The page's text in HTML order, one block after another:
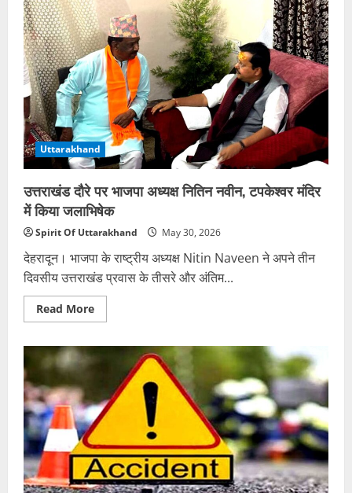
के
दौरान
मध्य
प्रदेश
के
श्रद्धालु
की
मौत,
मृतकों
का
आंकड़ा
14
पहुंचा
Uttarakhand
उत्तराखंड दौरे पर भाजपा अध्यक्ष नितिन नवीन, टपकेश्वर मंदिर
में किया जलाभिषेक
Spirit Of Uttarakhand May 30, 2026
देहरादून। भाजपा के राष्ट्रीय अध्यक्ष Nitin Naveen ने अपने तीन
दिवसीय उत्तराखंड प्रवास के तीसरे और अंतिम...
Read MoreRead
more
अध्यक्ष
नितिन
नवीन,
टपकेश्वर
मंदिर
में
किया
जलाभिषेक